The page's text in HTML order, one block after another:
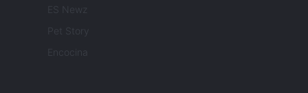
ES Newz
Pet Story
Encocina